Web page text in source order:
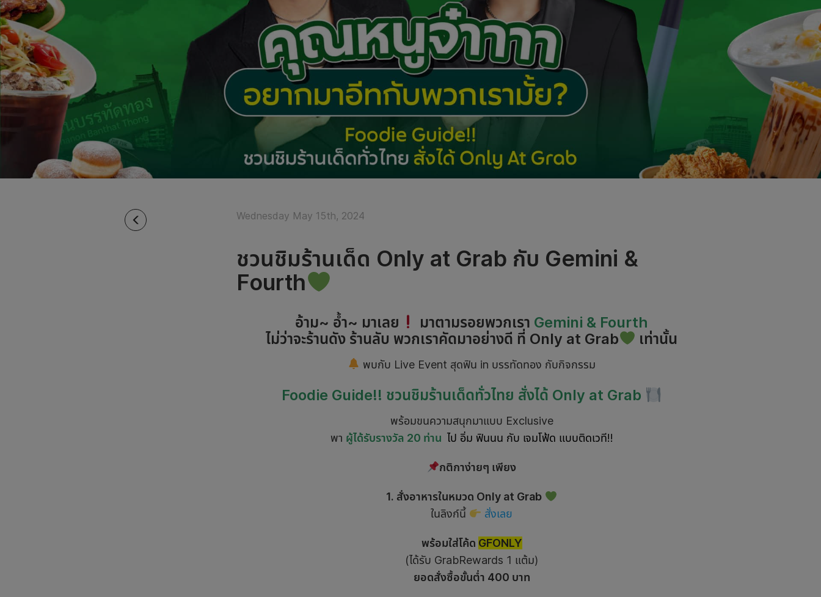
Wednesday May 15th, 2024
ชวนชิมร้านเด็ด Only at Grab กับ Gemini &
Fourth
อ้าม~ อ้ำ~ มาเลย มาตามรอยพวกเรา Gemini & Fourth
ไม่ว่าจะร้านดัง ร้านลับ พวกเราคัดมาอย่างดี ที่ Only at Grab เท่านั้น
พบกับ Live Event สุดฟิน in บรรทัดทอง กับกิจกรรม
Foodie Guide!! ชวนชิมร้านเด็ดทั่วไทย สั่งได้ Only at Grab
พร้อมขนความสนุกมาแบบ Exclusive
พา ผู้ได้รับรางวัล 20 ท่าน ไป อิ่ม ฟินนน กับ เจมโฟ้ด แบบติดเวที!!
กติกาง่ายๆ เพียง
1. สั่งอาหารในหมวด Only at Grab
ในลิงก์นี้
สั่งเลย
พร้อมใส่โค้ด GFONLY
(ได้รับ GrabRewards 1 แต้ม)
ยอดสั่งซื้อขั้นต่ำ 400 บาท